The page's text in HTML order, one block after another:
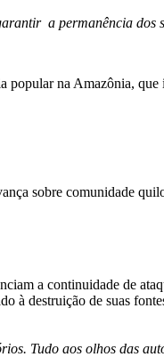
a permanência dos
popular na Amazônia,
sobre comunidade
a continuidade de
destruição de suas
Tudo aos olhos das